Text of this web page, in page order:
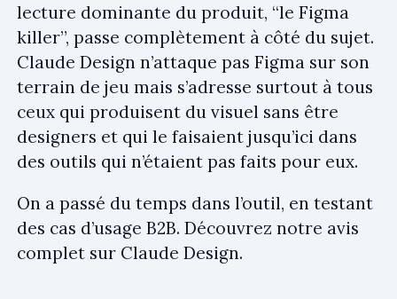
lecture dominante du produit, “le Figma
killer”, passe complètement à côté du sujet.
Claude Design n’attaque pas Figma sur son
terrain de jeu mais s’adresse surtout à tous
ceux qui produisent du visuel sans être
designers et qui le faisaient jusqu’ici dans
des outils qui n’étaient pas faits pour eux.
On a passé du temps dans l’outil, en testant
des cas d’usage B2B. Découvrez notre avis
complet sur Claude Design.